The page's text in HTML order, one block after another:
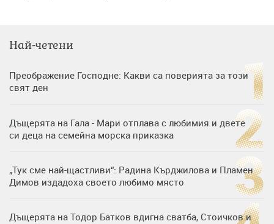
Най-четени
Преображение Господне: Какви са поверията за този
свят ден
Дъщерята на Гала - Мари отплава с любимия и двете
си деца на семейна морска приказка
„Тук сме най-щастливи“: Радина Кърджилова и Пламен
Димов издадоха своето любимо място
Дъщерята на Тодор Батков вдигна сватба, Стоичков и